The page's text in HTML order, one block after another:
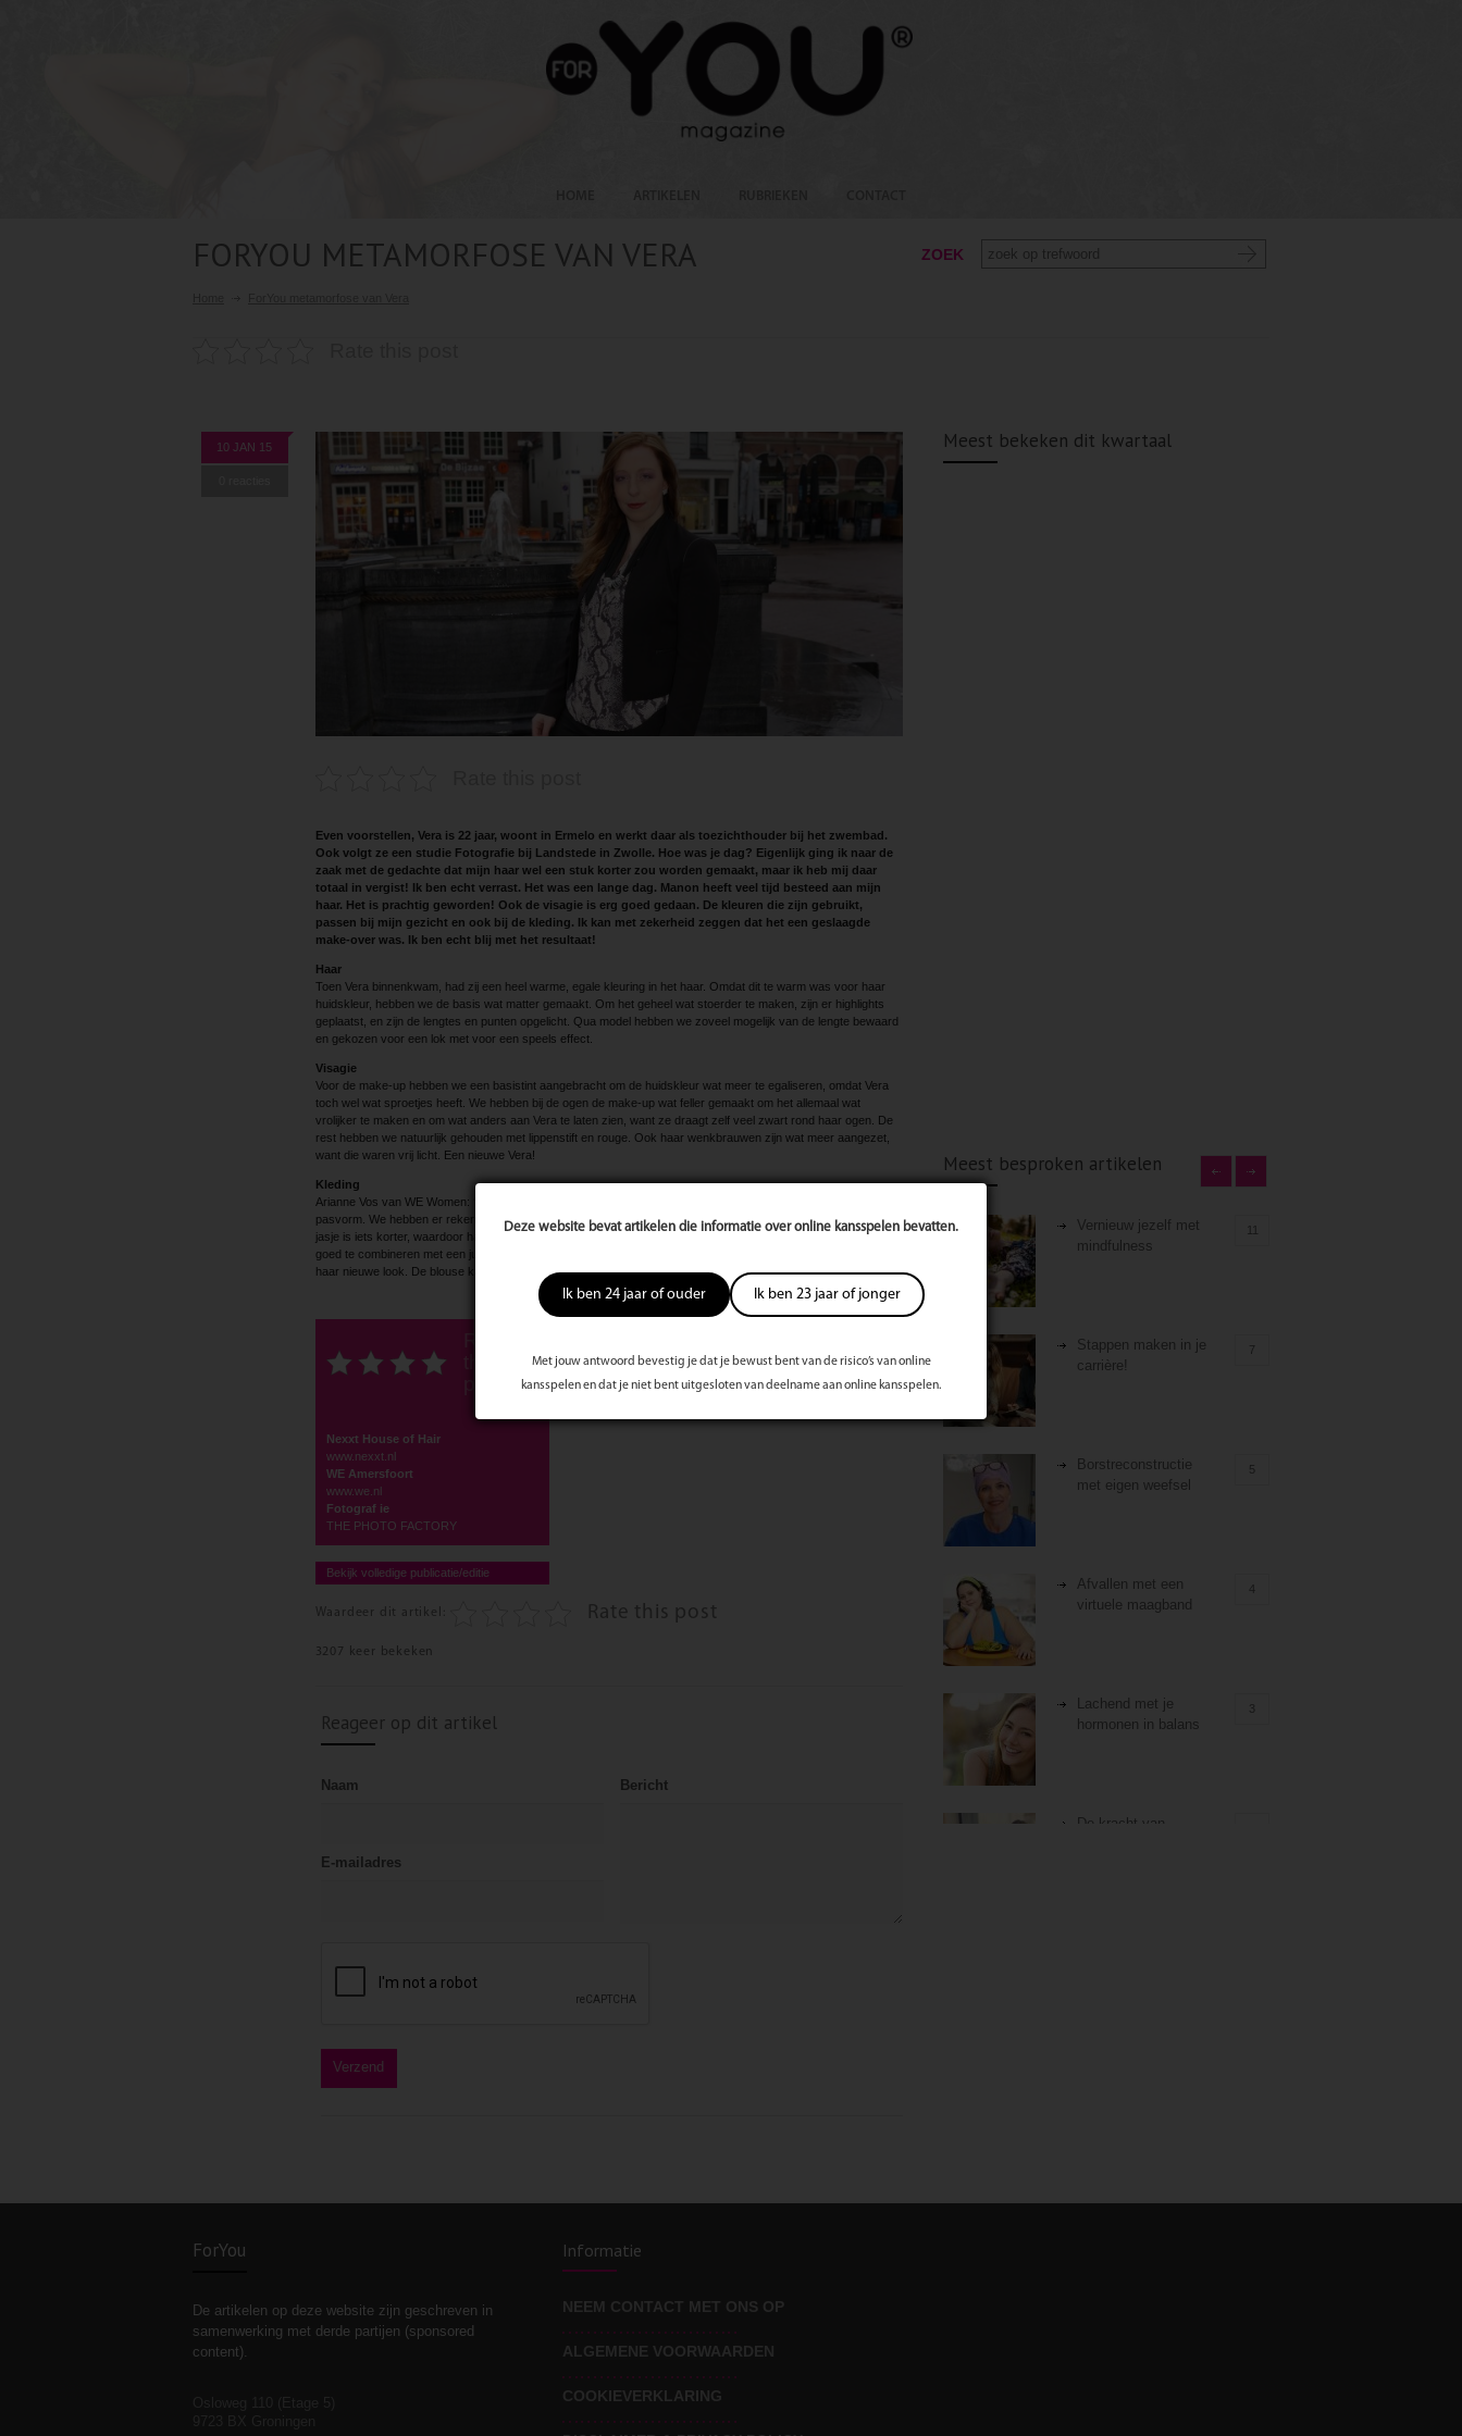
Deze website bevat artikelen die informatie over online kansspelen bevatten.
Ik ben 24 jaar of ouder Ik ben 23 jaar of jonger
Met jouw antwoord bevestig je dat je bewust bent van de risico’s van online
kansspelen en dat je niet bent uitgesloten van deelname aan online kansspelen.
FORYOU METAMORFOSE VAN VERA ZOEK
10 JAN 15
Even voorstellen, Vera is 22 jaar, woont in Ermelo en werkt daar als toezichthouder bij het zwembad.
Ook volgt ze een studie Fotografie bij Landstede in Zwolle. Hoe was je dag? Eigenlijk ging ik naar de
zaak met de gedachte dat mijn haar wel een stuk korter zou worden gemaakt, maar ik heb mij daar
totaal in vergist! Ik ben echt verrast. Het was een lange dag. Manon heeft veel tijd besteed aan mijn
haar. Het is prachtig geworden! Ook de visagie is erg goed gedaan. De kleuren die zijn gebruikt,
passen bij mijn gezicht en ook bij de kleding. Ik kan met zekerheid zeggen dat het een geslaagde
make-over was. Ik ben echt blij met het resultaat!
Haar
Toen Vera binnenkwam, had zij een heel warme, egale kleuring in het haar. Omdat dit te warm was voor haar
huidskleur, hebben we de basis wat matter gemaakt. Om het geheel wat stoerder te maken, zijn er highlights
geplaatst, en zijn de lengtes en punten opgelicht. Qua model hebben we zoveel mogelijk van de lengte bewaard
en gekozen voor een lok met voor een speels effect.
Visagie
Voor de make-up hebben we een basistint aangebracht om de huidskleur wat meer te egaliseren, omdat Vera
toch wel wat sproetjes heeft. We hebben bij de ogen de make-up wat feller gemaakt om het allemaal wat
vrolijker te maken en om wat anders aan Vera te laten zien, want ze draagt zelf veel zwart rond haar ogen. De
rest hebben we natuurlijk gehouden met lippenstift en rouge. Ook haar wenkbrauwen zijn wat meer aangezet,
want die waren vrij licht. Een nieuwe Vera!
Kleding
Arianne Vos van WE Women: ‘Wij hebben gekozen voor een vrouwelijke look met mooie materialen en goede
pasvorm. We hebben er rekening mee gehouden dat alle items ook los van elkaar goed te combineren zijn. Het
jasje is iets korter, waardoor haar taille extra wordt benadrukt. Omdat het jasje mooi in de taille valt, is dit ook
goed te combineren met een jurk of rok. De kleur en print van de blouse breken het geheel en passen goed bij
haar nieuwe look. De blouse kan ook gedragen worden op een jeans.
Nexxt House of Hair
www.nexxt.nl
WE Amersfoort
www.we.nl
Fotograf ie
THE PHOTO FACTORY
Bekijk volledige publicatie/editie
Waardeer dit artikel: Rate this post
3207 keer bekeken
Reageer op dit artikel
Naam
E-mailadres
Bericht
Meest bekeken dit kwartaal
Meest besproken artikelen
Vernieuw jezelf met
mindfulness
Stappen maken in je
carrière!
7
Borstreconstructie
met eigen weefsel
5
Afvallen met een
virtuele maagband
4
Lachend met je
hormonen in balans
3
De kracht van
werkelijkheid
ForYou
De artikelen op deze website zijn geschreven in
samenwerking met derde partijen (sponsored
content).
Informatie
NEEM CONTACT MET ONS OP
ALGEMENE VOORWAARDEN
COOKIEVERKLARING